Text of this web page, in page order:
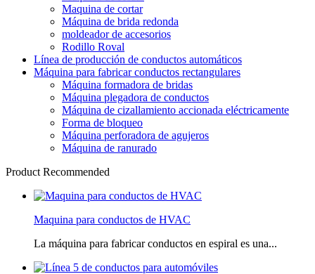
Maquina de cortar
Máquina de brida redonda
moldeador de accesorios
Rodillo Roval
Línea de producción de conductos automáticos
Máquina para fabricar conductos rectangulares
Máquina formadora de bridas
Máquina plegadora de conductos
Máquina de cizallamiento accionada eléctricamente
Forma de bloqueo
Máquina perforadora de agujeros
Máquina de ranurado
Product Recommended
Maquina para conductos de HVAC
La máquina para fabricar conductos en espiral es una...